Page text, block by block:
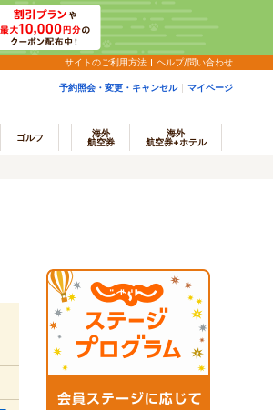
サイトのご利用方法 ヘルプ/問い合わせ
予約照会・変更・キャンセル マイページ
ゴルフ
海外
航空券
海外
航空券+ホテル